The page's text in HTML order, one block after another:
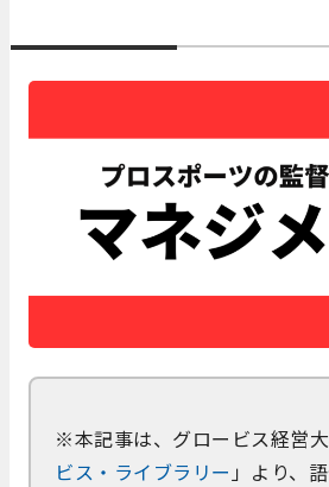
※本記事は、グロービス経営
ビス・ライブラリー」より、